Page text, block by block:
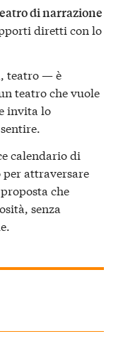
di narrazione
diretti con lo
teatro — è
teatro che vuole
invita lo
calendario di
per attraversare
che
senza